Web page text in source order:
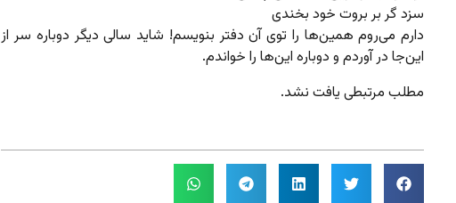
سزد گر بر بروت خود بخندی
دارم می‌روم همین‌ها را توی آن دفتر بنویسم! شاید سالی دیگر دوباره سر از
این‌جا در آوردم و دوباره این‌ها را خواندم.
مطلب مرتبطی یافت نشد.